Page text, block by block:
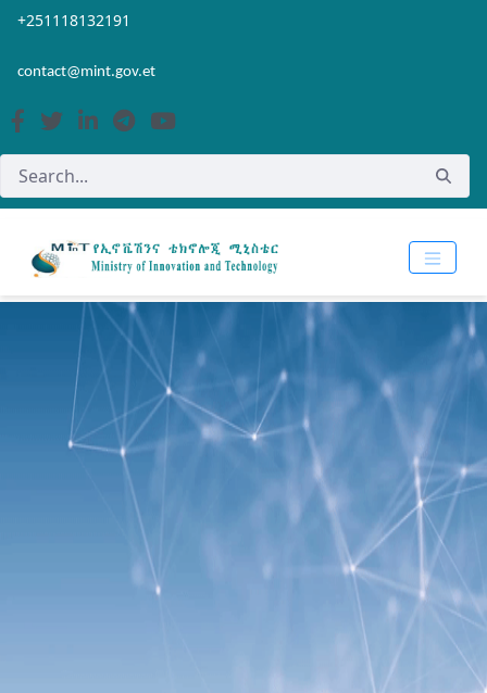
Skip to Main Content
Open Accessibility Menu
+251118132191
contact@mint.gov.et